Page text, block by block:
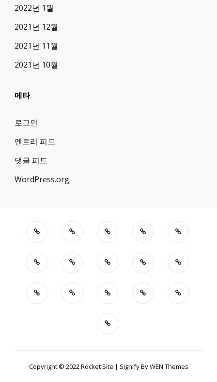
2022년 1월
2021년 12월
2021년 11월
2021년 10월
메타
로그인
엔트리 피드
댓글 피드
WordPress.org
Copyright © 2022Rocket Site | Signify ByWEN Themes